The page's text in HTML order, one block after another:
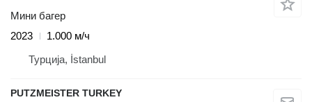
Мини багер
2023
1.000 м/ч
Турција, İstanbul
PUTZMEISTER TURKEY